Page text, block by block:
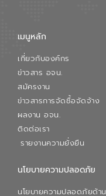
เมนูหลัก
เกี่ยวกับองค์กร
ข่าวสาร อจน.
สมัครงาน
ข่าวสารการจัดซื้อจัดจ้าง
ผลงาน อจน.
ติดต่อเรา
รายงานความยั่งยืน
นโยบายความปลอดภัย
นโยบายความปลอดภัยด้าน